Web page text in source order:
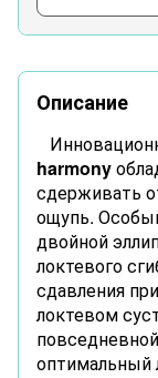
Описание
harmony
сдерживать
ощупь.
двойной
локтевого
сдавления
локтевом
оптимальный